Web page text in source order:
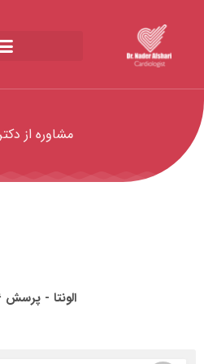
مشاوره از دکتر قلب
الونتا - پرسش 43516